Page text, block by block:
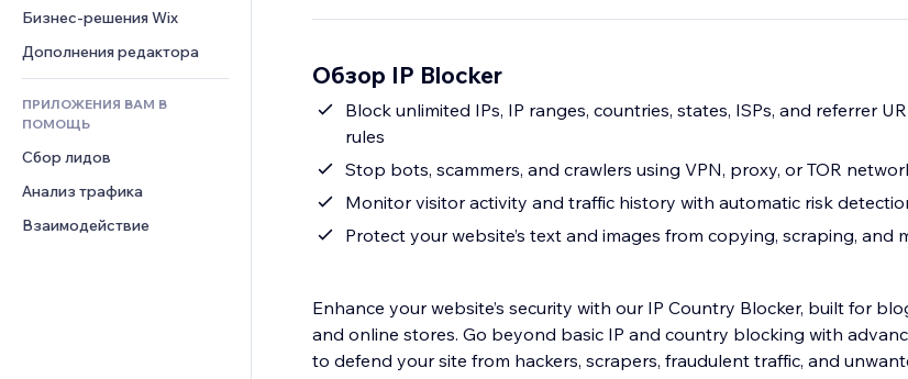
Еда и напитки
Новости
Баннеры и значки
Калькуляторы
Погода
Графики и таблицы
Телефон
Сообщество
Отзывы и комментарии
Управление отношениями с
клиентом (CRM)
Бизнес-решения Wix
Дополнения редактора
ПРИЛОЖЕНИЯ ВАМ В
ПОМОЩЬ
Сбор лидов
Анализ трафика
Взаимодействие
Обзор IP Blocker
Block unlimited IPs, IP ranges, countries, states, ISPs, and referrer
rules
Stop bots, scammers, and crawlers using VPN, proxy, or TOR
Monitor visitor activity and traffic history with automatic risk
Protect your website’s text and images from copying, scraping, and
Enhance your website’s security with our IP Country Blocker, built for
and online stores. Go beyond basic IP and country blocking with
to defend your site from hackers, scrapers, fraudulent traffic, and